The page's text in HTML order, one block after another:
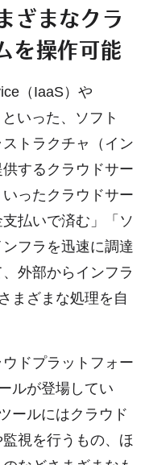
ざまなクラ
を操作可能
（IaaS）や
いった、ソフト
トラクチャ（イン
するクラウドサー
ったクラウドサー
払いで済む」「ソ
フラを迅速に調達
外部からインフラ
まざまな処理を自
ドプラットフォー
ルが登場してい
ールにはクラウド
視を行うもの、ほ